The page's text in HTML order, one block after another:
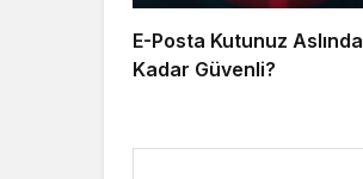
E-Posta Kutunuz
Kadar Güvenli?